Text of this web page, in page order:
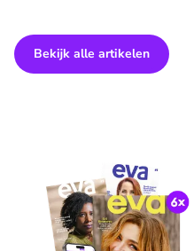
Bekijk alle artikelen